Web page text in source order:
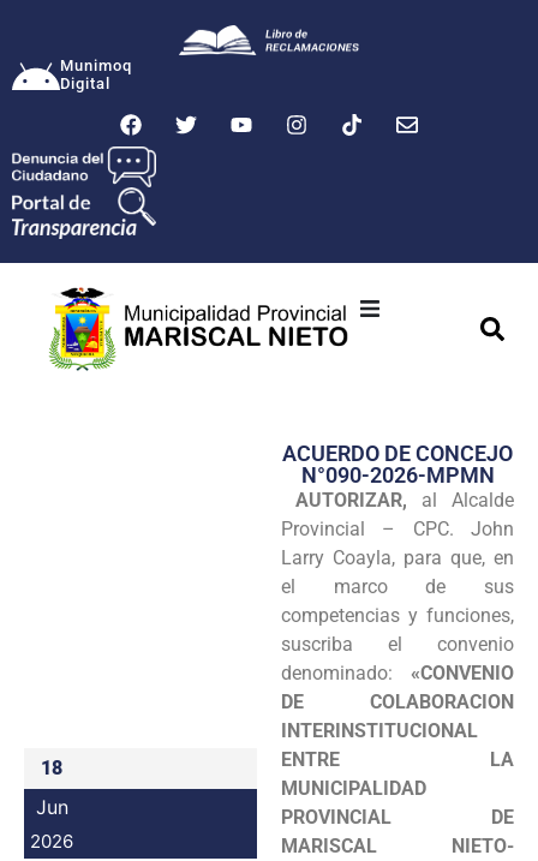
Munimoq
Digital
Transparencia
Seguridad
Programas
Intranet
18
Jun
2026
ACUERDO DE CONCEJO
N°090-2026-MPMN
AUTORIZAR, al Alcalde
Provincial – CPC. John
Larry Coayla, para que, en
el marco de sus
competencias y funciones,
suscriba el convenio
denominado: «CONVENIO
DE COLABORACION
INTERINSTITUCIONAL
ENTRE LA
MUNICIPALIDAD
PROVINCIAL DE
MARISCAL NIETO-